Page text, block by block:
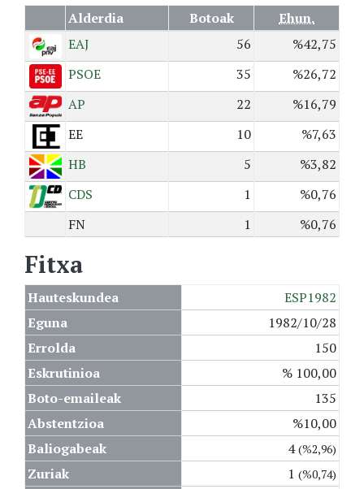
Alderdia Botoak
Ehun.
EAJ
56
%42,75
PSOE
35
%26,72
AP
22
%16,79
EE
10
%7,63
HB
5
%3,82
CDS
1
%0,76
FN
1 %0,76
Fitxa
Hauteskundea
ESP1982
Eguna
1982/10/28
Errolda
150
Eskrutinioa
% 100,00
Boto-emaileak
135
Abstentzioa
%10,00
Baliogabeak
4(%2,96)
Zuriak 1 (%0,74)